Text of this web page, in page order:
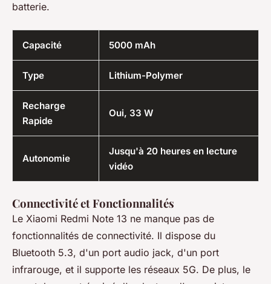
batterie.
Capacité 5000 mAh
Type Lithium-Polymer
Recharge
Rapide
Oui, 33 W
Autonomie
Jusqu'à 20 heures en lecture
vidéo
Connectivité et Fonctionnalités
Le Xiaomi Redmi Note 13 ne manque pas de
fonctionnalités de connectivité. Il dispose du
Bluetooth 5.3, d'un port audio jack, d'un port
infrarouge, et il supporte les réseaux 5G. De plus, le